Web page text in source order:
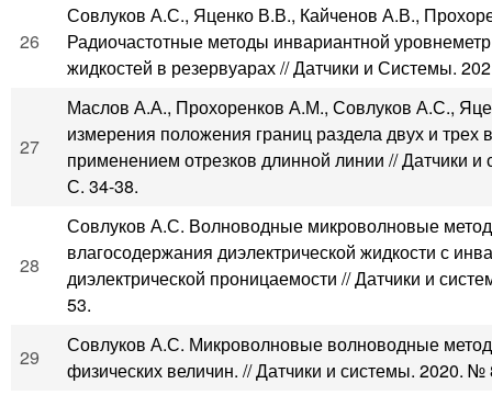
26
Совлуков А.С., Яценко В.В., Кайченов А.В.,
Радиочастотные методы инвариантной
жидкостей в резервуарах // Датчики и Системы.
27
Маслов А.А., Прохоренков А.М., Совлуков А.С.,
измерения положения границ раздела двух и трех
применением отрезков длинной линии // Датчики
С. 34-38.
28
Совлуков А.С. Волноводные микроволновые
влагосодержания диэлектрической жидкости с
диэлектрической проницаемости // Датчики и
53.
29
Совлуков А.С. Микроволновые волноводные
физических величин. // Датчики и системы. 2020.